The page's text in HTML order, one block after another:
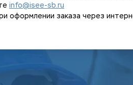
info@isee-sb.ru
оформлении заказа через